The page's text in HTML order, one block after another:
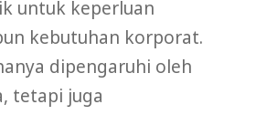
untuk keperluan
kebutuhan korporat.
dipengaruhi oleh
tetapi juga